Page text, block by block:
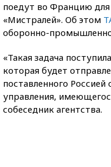
поедут во Францию для
«Мистралей». Об этом
оборонно-
«Такая задача
которая будет
поставленного Россией
управления,
собеседник агентства.